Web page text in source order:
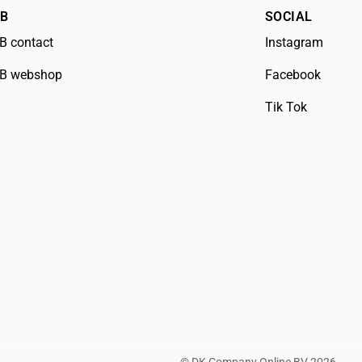
contact
webshop
SOCIAL
Instagram
Facebook
Tik Tok